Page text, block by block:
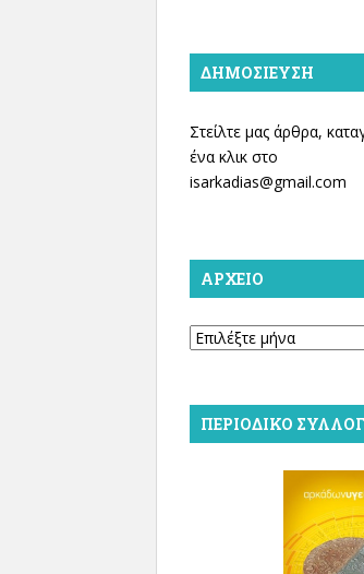
ΔΗΜΟΣΊΕΥΣΗ
Στείλτε μας άρθρα,
ένα κλικ στο
isarkadias@gmail.com
ΑΡΧΕΊΟ
Αρχείο
ΠΕΡΙΟΔΙΚΌ